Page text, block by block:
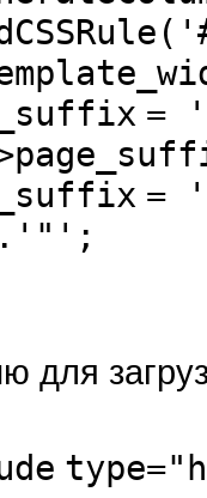
=
=
'"' ;
для
type=